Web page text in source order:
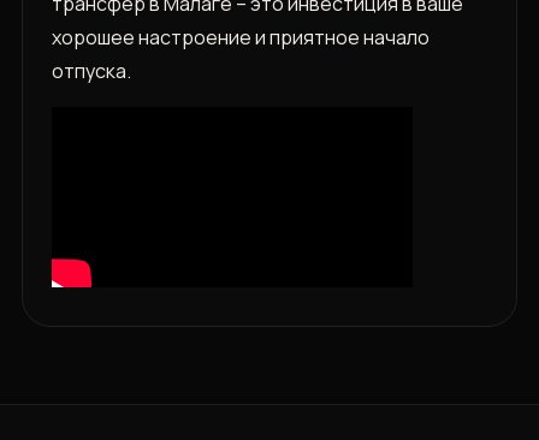
хорошее настроение и приятное начало
отпуска.